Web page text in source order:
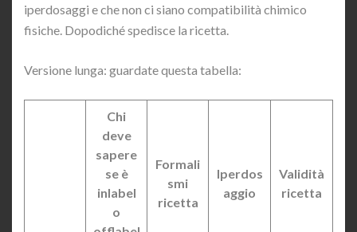
iperdosaggi e che non ci siano compatibilità chimico
fisiche. Dopodiché spedisce la ricetta.
Versione lunga: guardate questa tabella:
Chi
deve
sapere
se è
inlabel
o
Formali
smi
ricetta
Iperdos
aggio
Validità
ricetta